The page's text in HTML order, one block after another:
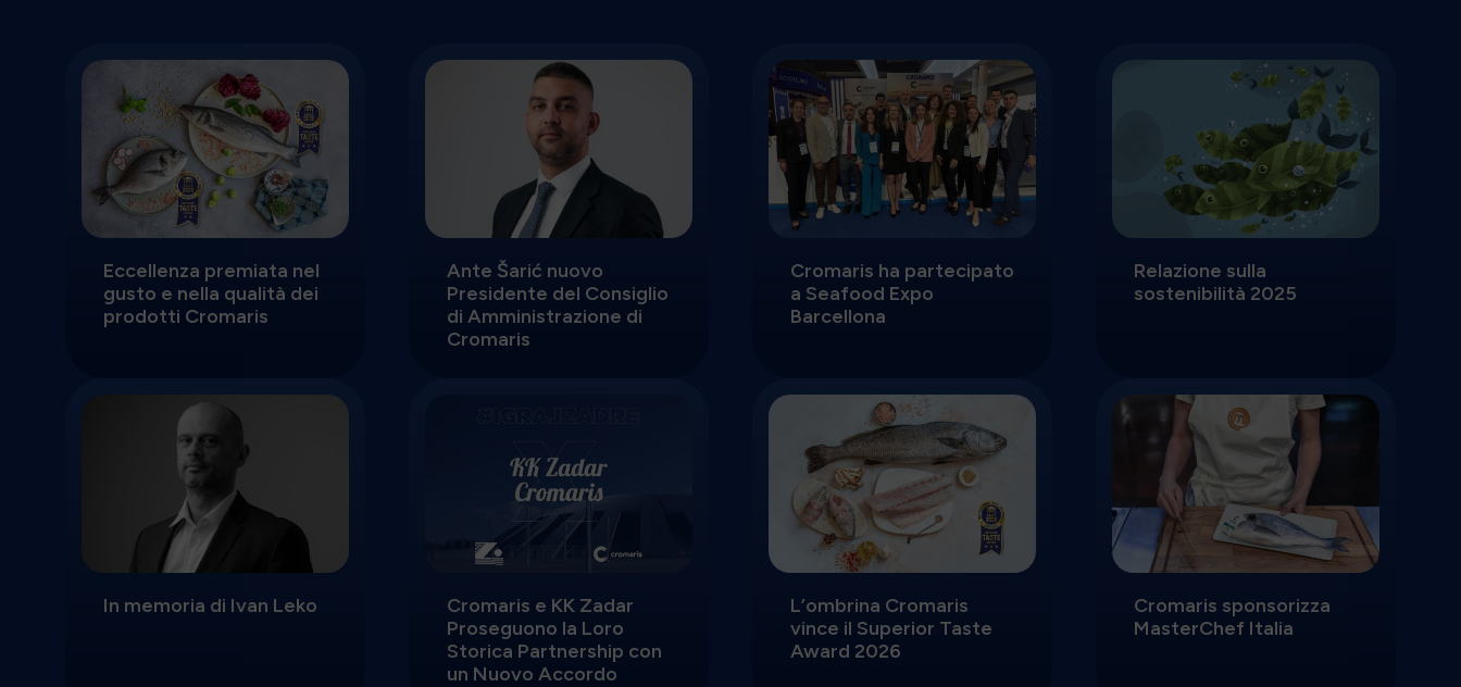
Eccellenza premiata nel
gusto e nella qualità dei
prodotti Cromaris
Ante Šarić nuovo
Presidente del Consiglio
di Amministrazione di
Cromaris
Cromaris ha partecipato
a Seafood Expo
Barcellona
Relazione sulla
sostenibilità 2025
In memoria di Ivan Leko
Cromaris e KK Zadar
Proseguono la Loro
Storica Partnership con
un Nuovo Accordo
L’ombrina Cromaris
vince il Superior Taste
Award 2026
Cromaris sponsorizza
MasterChef Italia